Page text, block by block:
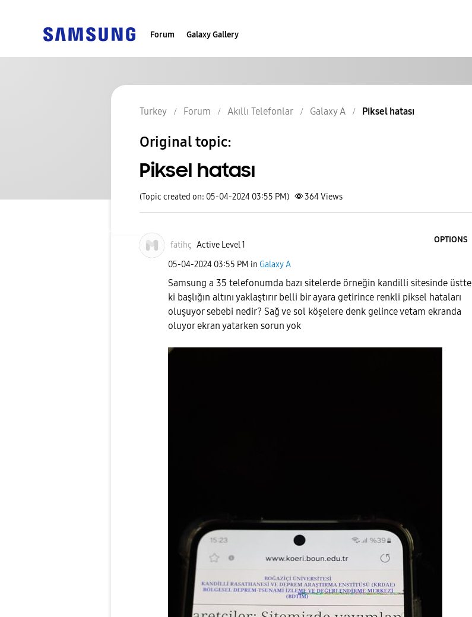
Forum Galaxy Gallery
Turkey Forum Akıllı Telefonlar Galaxy A Piksel hatası
Original topic:
Piksel hatası
(Topic created on: 05-04-2024 03:55 PM) 364Views
fatihç Active Level 1
OPTIONS
‎05-04-2024 03:55 PM in Galaxy A
Samsung a 35 telefonumda bazı sitelerde örneğin kandilli sitesinde üstte
ki başlığın altını yaklaştırır belli bir ayara getirince renkli piksel hataları
oluşuyor sebebi nedir? Sağ ve sol köşelere denk gelince vetam ekranda
oluyor ekran yatarken sorun yok